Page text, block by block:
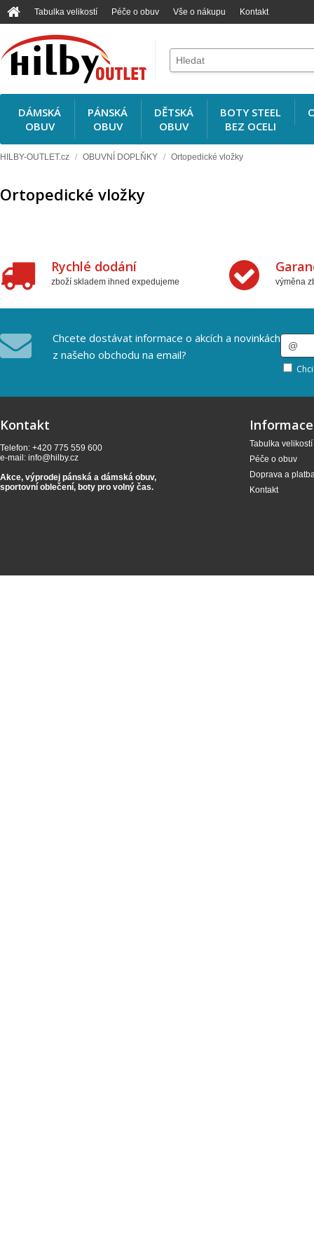
Tabulka velikostí Péče o obuv Vše o nákupu Kontakt
DÁMSKÁ
OBUV
PÁNSKÁ
OBUV
DĚTSKÁ
OBUV
BOTY STEEL
BEZ OCELI
HILBY-OUTLET.cz / OBUVNÍ DOPLŇKY / Ortopedické vložky
Ortopedické vložky
Rychlé dodání
zboží skladem ihned expedujeme výměna
Chcete dostávat informace o akcích a novinkách
z našeho obchodu na email?
Kontakt
Telefon: +420 775 559 600
e-mail: info@hilby.cz
Akce, výprodej pánská a dámská obuv,
sportovní oblečení, boty pro volný čas.
Informace
Tabulka velikostí
Péče o obuv
Doprava a
Kontakt